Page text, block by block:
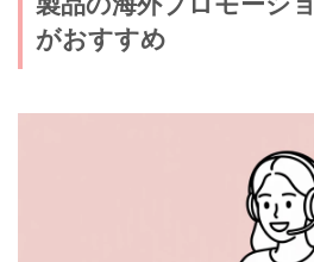
がおすすめ